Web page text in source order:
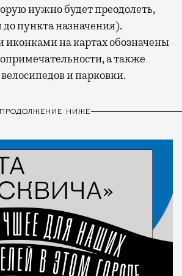
нужно будет преодолеть,
до пункта назначения).
на картах обозначены
а также
и парковки.
НИЖЕ